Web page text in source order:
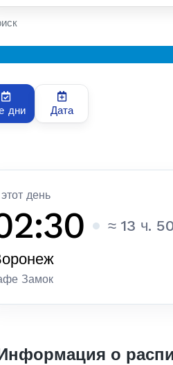
дни Дата
день
≈ 13 ч.
Замок
о